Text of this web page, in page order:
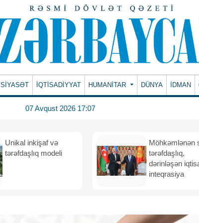
SİYASƏT İQTİSADİYYAT HUMANITAR DÜNYA İDMAN
07 Avqust 2026 17:07
Unikal inkişaf və
tərəfdaşlıq modeli
Möhkəmlənən
tərəfdaşlıq,
dərinləşən
inteqrasiya